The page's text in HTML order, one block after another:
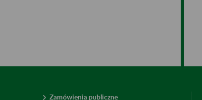
Zamówienia publiczne